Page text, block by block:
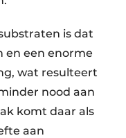
is dat
en een enorme
wat resulteert
nood aan
komt daar als
aan